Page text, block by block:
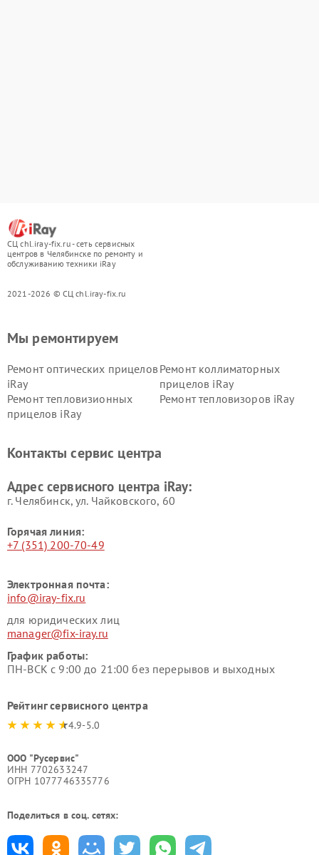
СЦ chl.iray-fix.ru - сеть сервисных
центров в Челябинске по ремонту и
обслуживанию техники iRay
2021-2026 © СЦ chl.iray-fix.ru
Мы ремонтируем
Ремонт оптических прицелов
iRay
Ремонт коллиматорных
прицелов iRay
Ремонт тепловизионных
прицелов iRay
Ремонт тепловизоров iRay
Контакты сервис центра
Адрес сервисного центра iRay:
г. Челябинск, ул. Чайковского, 60
Горячая линия:
+7 (351) 200-70-49
Электронная почта:
info@iray-fix.ru
для юридических лиц
manager@fix-iray.ru
График работы:
ПН-ВСК с 9:00 до 21:00 без перерывов и выходных
Рейтинг сервисного центра
4.9-5.0
ООО "Русервис"
ИНН 7702633247
ОГРН 1077746335776
Поделиться в соц. сетях: